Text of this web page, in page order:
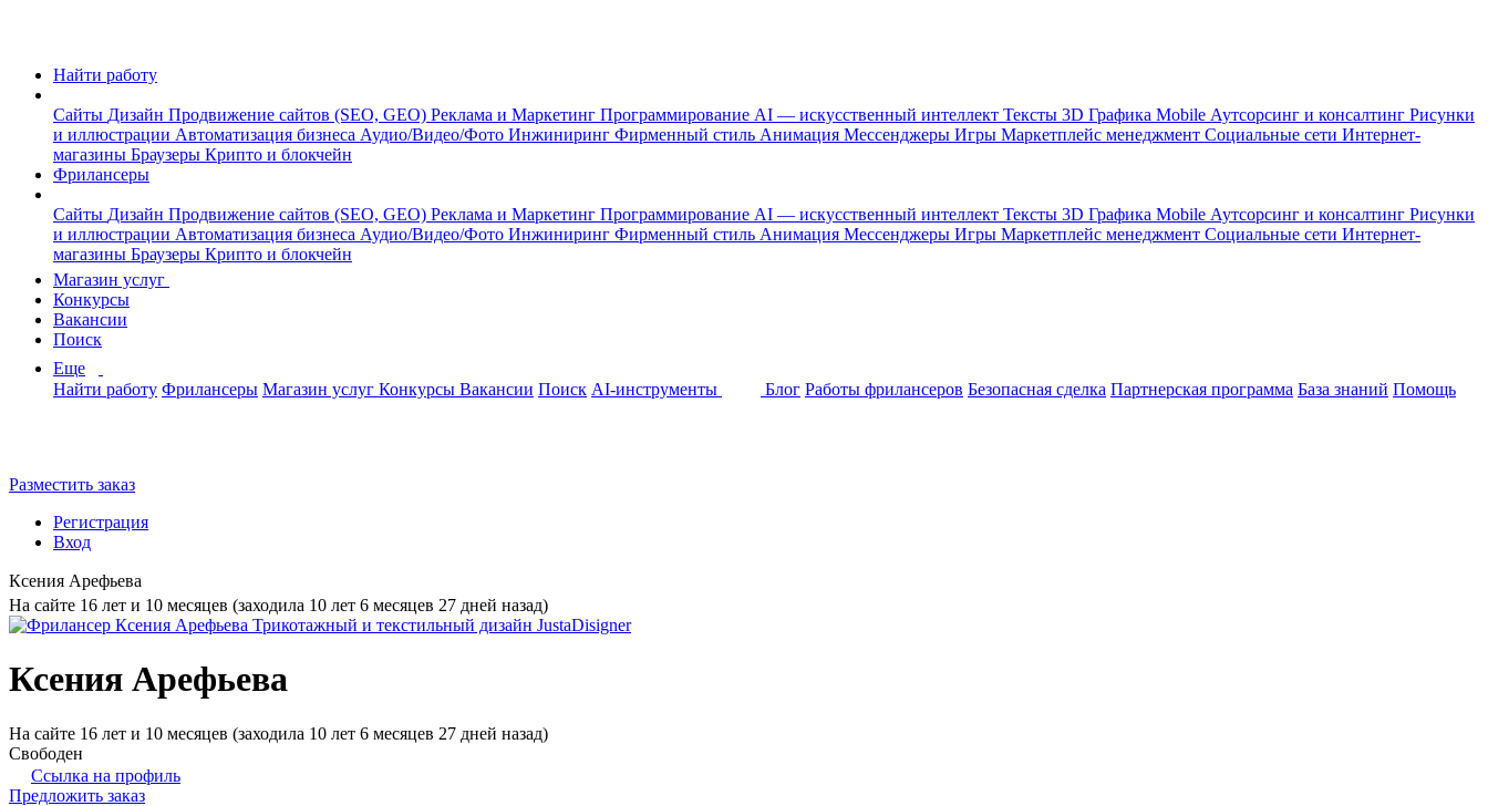
Найти работу
Сайты Дизайн Продвижение сайтов (SEO, GEO) Реклама и Маркетинг Программирование AI — искусственный интеллект Тексты 3D Графика Mobile Аутсорсинг и консалтинг Рисунки
и иллюстрации Автоматизация бизнеса Аудио/Видео/Фото Инжиниринг Фирменный стиль Анимация Мессенджеры Игры Маркетплейс менеджмент Социальные сети Интернет-
магазины Браузеры Крипто и блокчейн
Фрилансеры
Сайты Дизайн Продвижение сайтов (SEO, GEO) Реклама и Маркетинг Программирование AI — искусственный интеллект Тексты 3D Графика Mobile Аутсорсинг и консалтинг Рисунки
и иллюстрации Автоматизация бизнеса Аудио/Видео/Фото Инжиниринг Фирменный стиль Анимация Мессенджеры Игры Маркетплейс менеджмент Социальные сети Интернет-
магазины Браузеры Крипто и блокчейн
Магазин услуг
Конкурсы
Вакансии
Поиск
Еще
Найти работу Фрилансеры Магазин услуг Конкурсы Вакансии Поиск AI-инструменты Блог Работы фрилансеров Безопасная сделка Партнерская программа База знаний Помощь
Разместить заказ
Регистрация
Вход
Ксения Арефьева
На сайте 16 лет и 10 месяцев (заходила 10 лет 6 месяцев 27 дней назад)
Ксения Арефьева
На сайте 16 лет и 10 месяцев (заходила 10 лет 6 месяцев 27 дней назад)
Свободен
Ссылка на профиль
Предложить заказ